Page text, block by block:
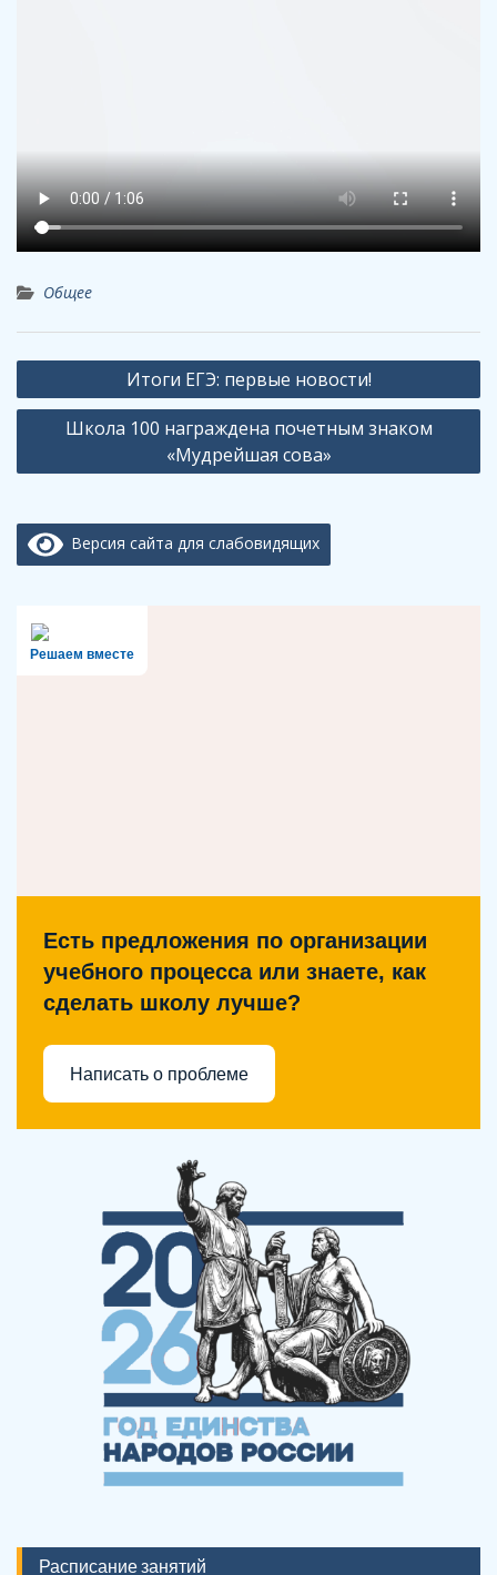
Общее
Навигация
по
записям
Итоги ЕГЭ: первые новости!
Школа 100 награждена почетным знаком
«Мудрейшая сова»
Версия сайта для слабовидящих
Решаем вместе
Есть предложения по организации
учебного процесса или знаете, как
сделать школу лучше?
Написать о проблеме
Расписание занятий